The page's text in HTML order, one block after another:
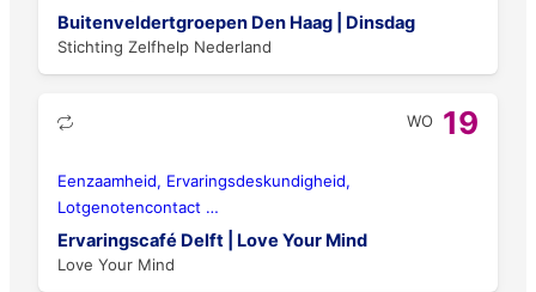
Buitenveldertgroepen Den Haag | Dinsdag
Stichting Zelfhelp Nederland
WO 19
Eenzaamheid, Ervaringsdeskundigheid,
Lotgenotencontact …
Ervaringscafé Delft | Love Your Mind
Love Your Mind